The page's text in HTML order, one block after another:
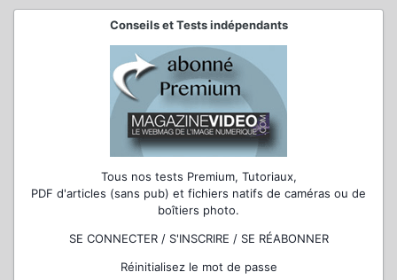
Conseils et Tests indépendants
Tous nos tests Premium, Tutoriaux,
PDF d'articles (sans pub) et fichiers natifs de caméras ou de
boîtiers photo.
SE CONNECTER / S'INSCRIRE / SE RÉABONNER
Réinitialisez le mot de passe